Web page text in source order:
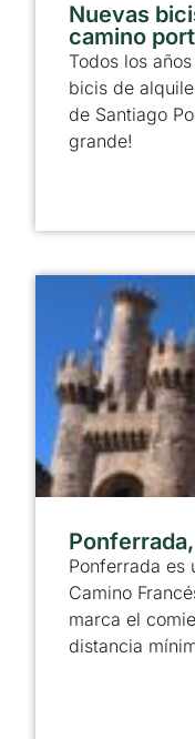
Nuevas
camino
Todos los
bicis de
de Santiago
grande!
Ponferrada es
Camino
marca el
distancia